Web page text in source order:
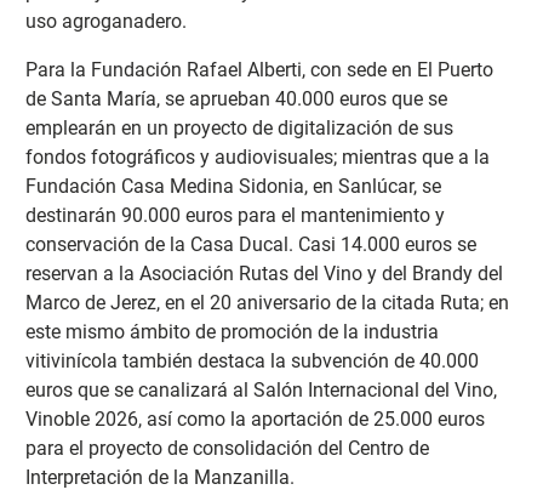
uso agroganadero.
Para la Fundación Rafael Alberti, con sede en El Puerto
de Santa María, se aprueban 40.000 euros que se
emplearán en un proyecto de digitalización de sus
fondos fotográficos y audiovisuales; mientras que a la
Fundación Casa Medina Sidonia, en Sanlúcar, se
destinarán 90.000 euros para el mantenimiento y
conservación de la Casa Ducal. Casi 14.000 euros se
reservan a la Asociación Rutas del Vino y del Brandy del
Marco de Jerez, en el 20 aniversario de la citada Ruta; en
este mismo ámbito de promoción de la industria
vitivinícola también destaca la subvención de 40.000
euros que se canalizará al Salón Internacional del Vino,
Vinoble 2026, así como la aportación de 25.000 euros
para el proyecto de consolidación del Centro de
Interpretación de la Manzanilla.